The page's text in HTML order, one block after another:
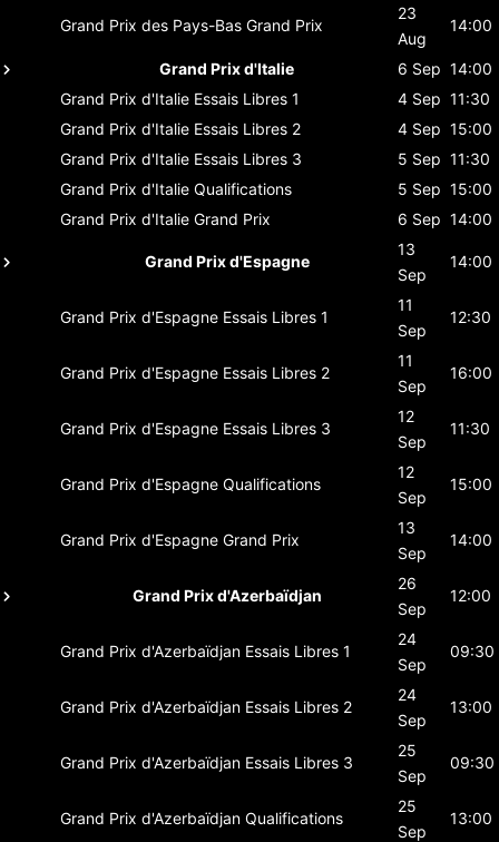
Grand Prix des Pays-Bas Grand Prix
23
Aug
14:00
Grand Prix d'Italie 6 Sep 14:00
Grand Prix d'Italie Essais Libres 1 4 Sep 11:30
Grand Prix d'Italie Essais Libres 2 4 Sep 15:00
Grand Prix d'Italie Essais Libres 3 5 Sep 11:30
Grand Prix d'Italie Qualifications 5 Sep 15:00
Grand Prix d'Italie Grand Prix 6 Sep 14:00
Grand Prix d'Espagne
13
Sep
14:00
Grand Prix d'Espagne Essais Libres 1
11
Sep
12:30
Grand Prix d'Espagne Essais Libres 2
11
Sep
16:00
Grand Prix d'Espagne Essais Libres 3
12
Sep
11:30
Grand Prix d'Espagne Qualifications
12
Sep
15:00
Grand Prix d'Espagne Grand Prix
13
Sep
14:00
Grand Prix d'Azerbaïdjan
26
Sep
12:00
Grand Prix d'Azerbaïdjan Essais Libres 1
24
Sep
09:30
Grand Prix d'Azerbaïdjan Essais Libres 2
24
Sep
13:00
Grand Prix d'Azerbaïdjan Essais Libres 3
25
Sep
09:30
Grand Prix d'Azerbaïdjan Qualifications
25
Sep
13:00